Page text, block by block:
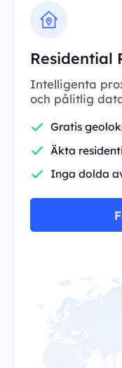
Residential
Intelligenta
och pålitlig
Gratis
Äkta
Inga dolda